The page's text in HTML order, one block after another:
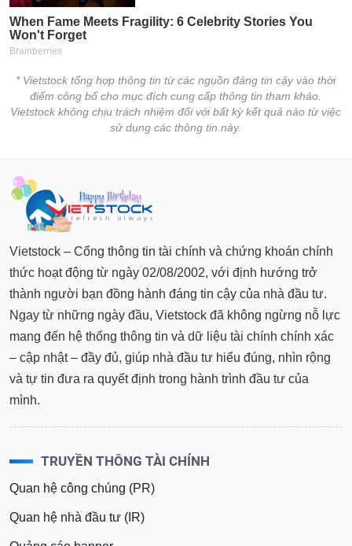
* Vietstock tổng hợp thông tin từ các nguồn đáng tin cậy vào thời
điểm công bố cho mục đích cung cấp thông tin tham khảo.
Vietstock không chịu trách nhiệm đối với bất kỳ kết quả nào từ việc
sử dụng các thông tin này.
Vietstock – Cổng thông tin tài chính và chứng khoán chính
thức hoạt động từ ngày 02/08/2002, với định hướng trở
thành người bạn đồng hành đáng tin cậy của nhà đầu tư.
Ngay từ những ngày đầu, Vietstock đã không ngừng nỗ lực
mang đến hệ thống thông tin và dữ liệu tài chính chính xác
– cập nhật – đầy đủ, giúp nhà đầu tư hiểu đúng, nhìn rộng
và tự tin đưa ra quyết định trong hành trình đầu tư của
mình.
TRUYỀN THÔNG TÀI CHÍNH
Quan hệ công chúng (PR)
Quan hệ nhà đầu tư (IR)
Công
đầu
Truyền
thông
chính
Dữ
liệu
tài
chính